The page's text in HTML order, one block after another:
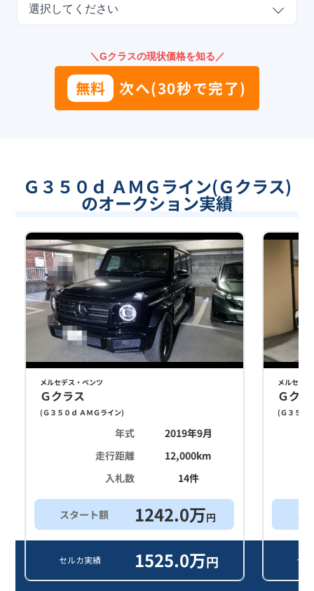
選択してください
＼Gクラスの現状価格を知る／
無料 次へ(30秒で完了)
Ｇ３５０ｄ ＡＭＧライン(Ｇクラス)
のオークション実績
メルセデス・ベンツ
Ｇクラス
(Ｇ３５０ｄ ＡＭＧライン)
年式
2019年9月
走行距離
12,000km
入札数
14件
スタート額 1242.0万円
セルカ実績 1525.0万円
メルセデ
Ｇク
(Ｇ３５０
ス
セ